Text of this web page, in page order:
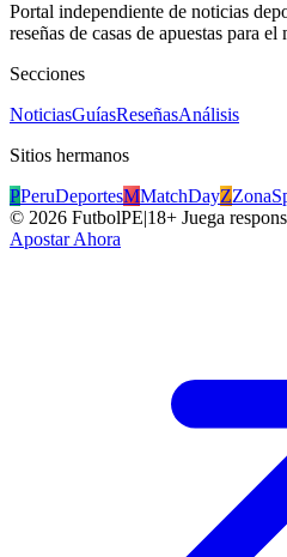
Portal independiente de noticias
reseñas de casas de apuestas para
Secciones
NoticiasGuíasReseñasAnálisis
Sitios hermanos
PPeruDeportesMMatchDayZ
© 2026 FutbolPE|18+ Juega
Apostar Ahora